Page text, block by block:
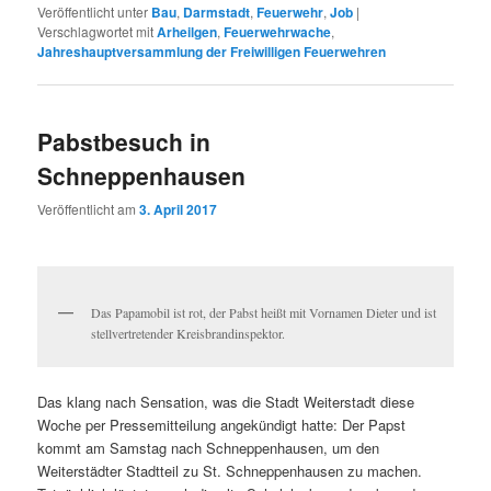
Veröffentlicht unter Bau, Darmstadt,Feuerwehr,Job |
Verschlagwortet mitArheilgen,Feuerwehrwache,
Jahreshauptversammlung der Freiwilligen Feuerwehren
Pabstbesuch in
Schneppenhausen
Veröffentlicht am3. April 2017
Das Papamobil ist rot, der Pabst heißt mit Vornamen Dieter und ist
stellvertretender Kreisbrandinspektor.
Das klang nach Sensation, was die Stadt Weiterstadt diese
Woche per Pressemitteilung angekündigt hatte: Der Papst
kommt am Samstag nach Schneppenhausen, um den
Weiterstädter Stadtteil zu St. Schneppenhausen zu machen.